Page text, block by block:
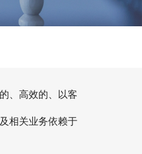
、高效的、以客
相关业务依赖于